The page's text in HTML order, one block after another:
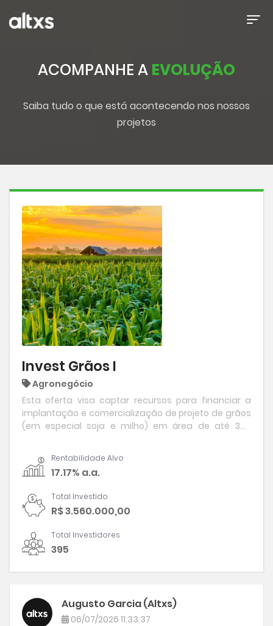
ACOMPANHE A EVOLUÇÃO
Saiba tudo o que está acontecendo nos nossos
projetos
Invest Grãos I
Agronegócio
Esta oferta visa captar recursos para financiar a
implantação e comercialização de projeto de grãos
(em especial soja e milho) em área de até 300
Sociedade Investida da Fazenda Escondido, que
totaliza 1.683 hectares agricultáveis.
Rentabilidade Alvo
17.17% a.a.
Total Investido
R$ 3.560.000,00
Total Investidores
395
Augusto Garcia (Altxs)
06/07/2026 11:33:37